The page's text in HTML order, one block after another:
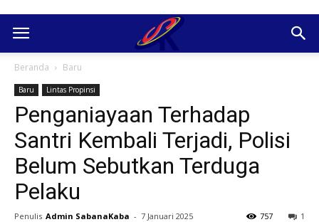
Beranda Baru
Baru Lintas Propinsi
Penganiayaan Terhadap
Santri Kembali Terjadi, Polisi
Belum Sebutkan Terduga
Pelaku
Penulis Admin SabanaKaba - 7 Januari 2025 1
757